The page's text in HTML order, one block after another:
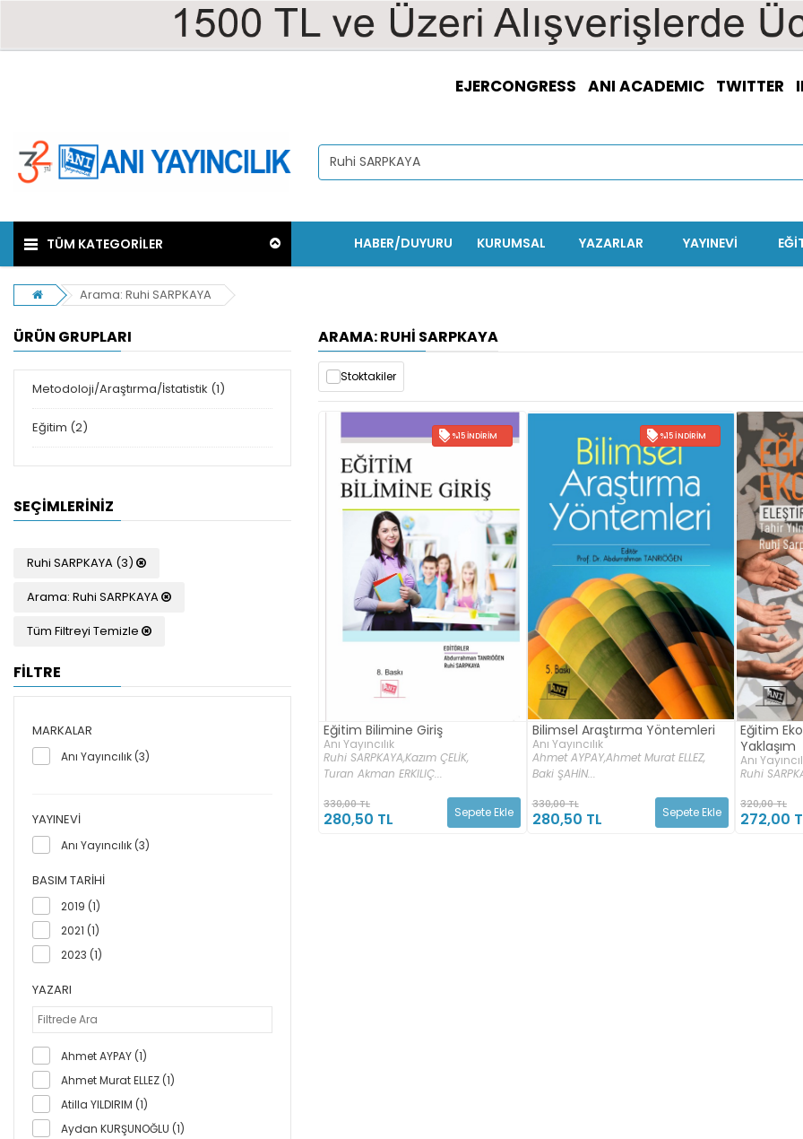
EJERCONGRESS ANI ACADEMIC TWITTER
TÜM KATEGORİLER YAYINEVİ
YAZARLAR
KURUMSAL
HABER/DUYURU
Arama: Ruhi SARPKAYA
ÜRÜN GRUPLARI
Metodoloji/Araştırma/İstatistik (1)
Eğitim (2)
SEÇIMLERINIZ
Ruhi SARPKAYA (3)
Arama: Ruhi SARPKAYA
Tüm Filtreyi Temizle
FİLTRE
MARKALAR
Anı Yayıncılık (3)
YAYINEVI
Anı Yayıncılık (3)
BASIM TARIHI
2019 (1)
2021 (1)
2023 (1)
YAZARI
Ahmet AYPAY (1)
Ahmet Murat ELLEZ (1)
Atilla YILDIRIM (1)
Aydan KURŞUNOĞLU (1)
ARAMA: RUHI SARPKAYA
Stoktakiler
%15 İNDIRIM
Eğitim Bilimine Giriş
Anı Yayıncılık
Ruhi SARPKAYA,Kazım ÇELİK,
Turan Akman ERKILIÇ...
330,00 TL
280,50 TL Sepete Ekle
%15 İNDIRIM
Bilimsel Araştırma Yöntemleri
Anı Yayıncılık
Ahmet AYPAY,Ahmet Murat ELLEZ,
Baki ŞAHİN...
330,00 TL
280,50 TL Sepete Ekle
Eğitim
Yaklaşım
Anı
Ruhi
320,00 TL
272,00